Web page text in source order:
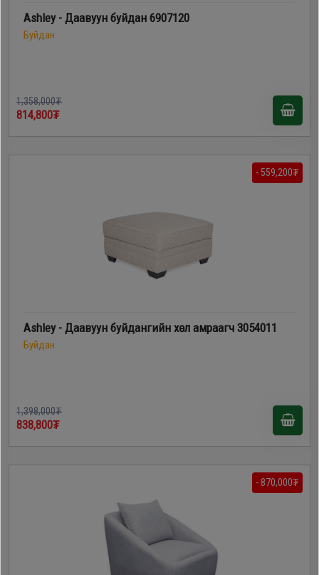
Ashley - Даавуун буйдан 6907120
Буйдан
1,358,000₮
814,800₮
- 559,200₮
Ashley - Даавуун буйдангийн хөл амраагч 3054011
Буйдан
1,398,000₮
838,800₮
- 870,000₮